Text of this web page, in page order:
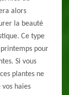
alors
la beauté
Ce type
pour
Si vous
plantes ne
haies